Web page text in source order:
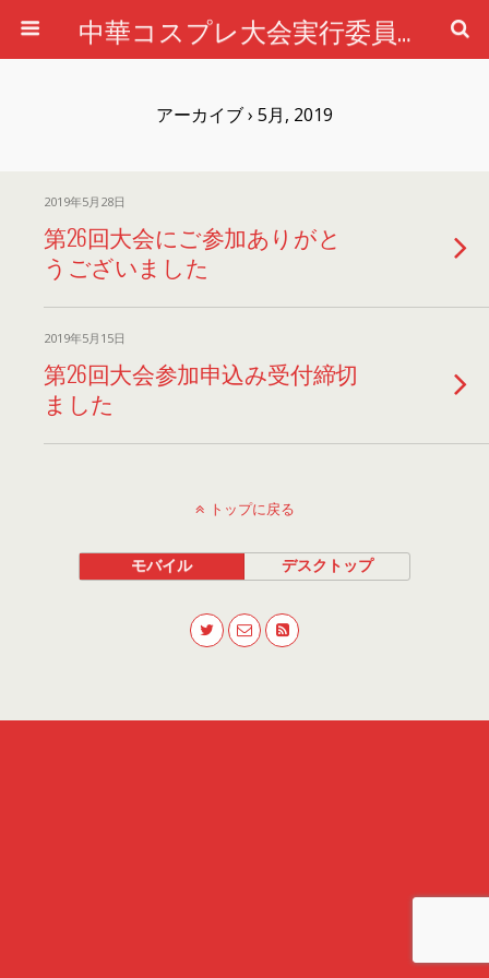
中華コスプレ大会実行委員会公式ホームページ
アーカイブ › 5月, 2019
2019年5月28日
第26回大会にご参加ありがと
うございました
2019年5月15日
第26回大会参加申込み受付締切
ました
トップに戻る
モバイル デスクトップ